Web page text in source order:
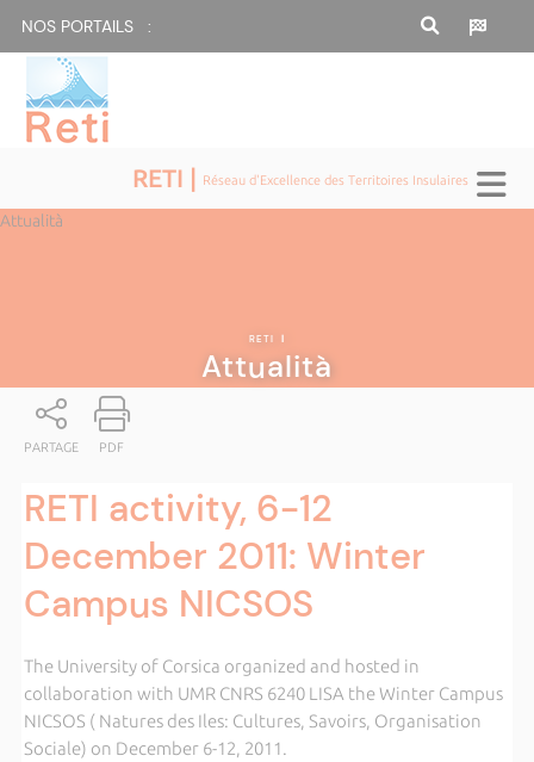
NOS PORTAILS :
RETI | Réseau d'Excellence des Territoires Insulaires
Attualità
RETI |
Attualità
PARTAGE PDF
RETI activity, 6-12
December 2011: Winter
Campus NICSOS
The University of Corsica organized and hosted in
collaboration with UMR CNRS 6240 LISA the Winter Campus
NICSOS ( Natures des Iles: Cultures, Savoirs, Organisation
Sociale) on December 6-12, 2011.